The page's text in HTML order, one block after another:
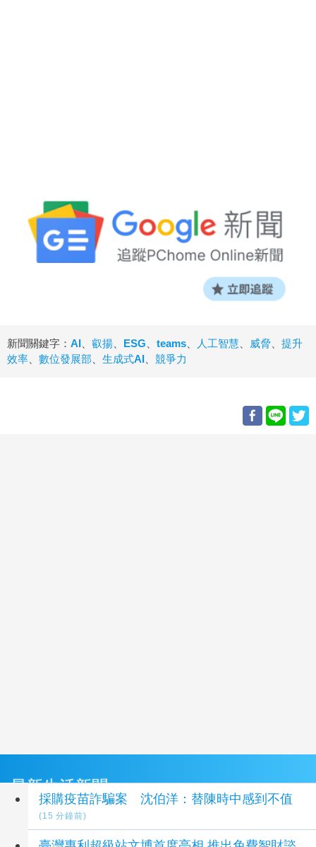
新聞關鍵字： AI 叡揚 ESG teams 人工智慧 威脅
提升
效率
數位發展部 生成式AI 競爭力
最新生活新聞
採購疫苗詐騙案 沈伯洋：替陳時中感到不值
(15 分鐘前)